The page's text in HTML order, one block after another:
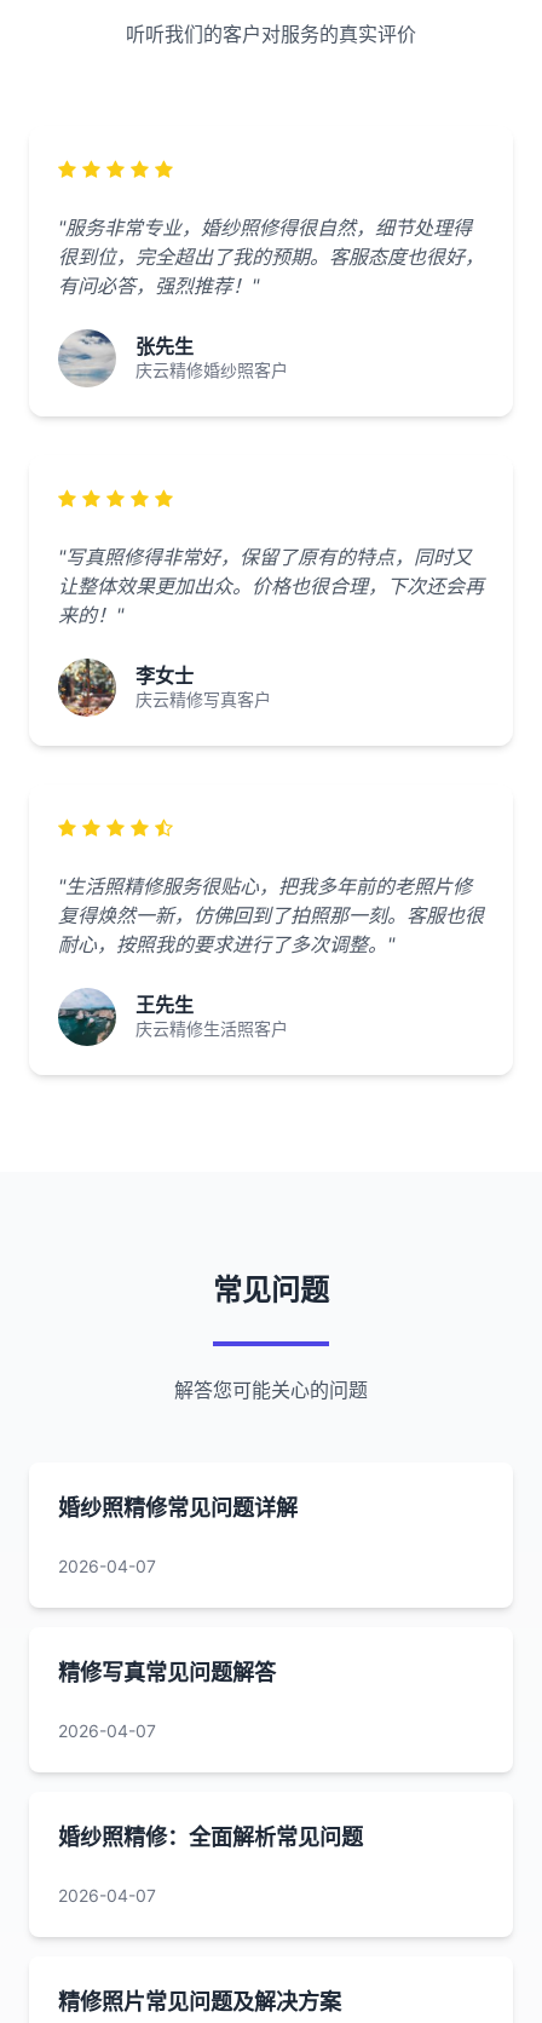
听听我们的客户对服务的真实评价
"服务非常专业，婚纱照修得很自然，细节处理得
很到位，完全超出了我的预期。客服态度也很好，
有问必答，强烈推荐！"
张先生
庆云精修婚纱照客户
"写真照修得非常好，保留了原有的特点，同时又
让整体效果更加出众。价格也很合理，下次还会再
来的！"
李女士
庆云精修写真客户
"生活照精修服务很贴心，把我多年前的老照片修
复得焕然一新，仿佛回到了拍照那一刻。客服也很
耐心，按照我的要求进行了多次调整。"
王先生
庆云精修生活照客户
常见问题
解答您可能关心的问题
婚纱照精修常见问题详解
2026-04-07
精修写真常见问题解答
2026-04-07
婚纱照精修：全面解析常见问题
2026-04-07
精修照片常见问题及解决方案